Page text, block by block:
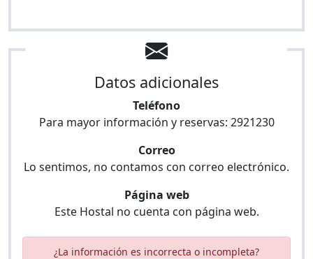
Datos adicionales
Teléfono
Para mayor información y reservas: 2921230
Correo
Lo sentimos, no contamos con correo electrónico.
Página web
Este Hostal no cuenta con página web.
¿La información es incorrecta o incompleta?